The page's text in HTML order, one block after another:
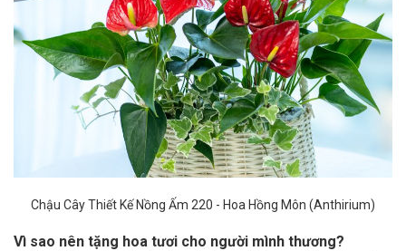
Chậu Cây Thiết Kế Nồng Ấm 220 - Hoa Hồng Môn (Anthirium)
Vì sao nên tặng hoa tươi cho người mình thương?